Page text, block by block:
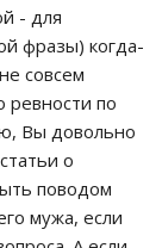
- для
фразы) когда-
совсем
ревности по
Вы довольно
о
поводом
мужа, если